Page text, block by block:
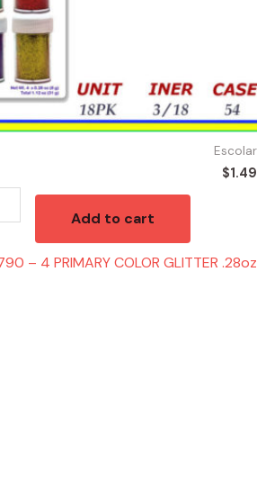
Escolar
$1.49
Add to cart
– 4 PRIMARY COLOR GLITTER .28oz